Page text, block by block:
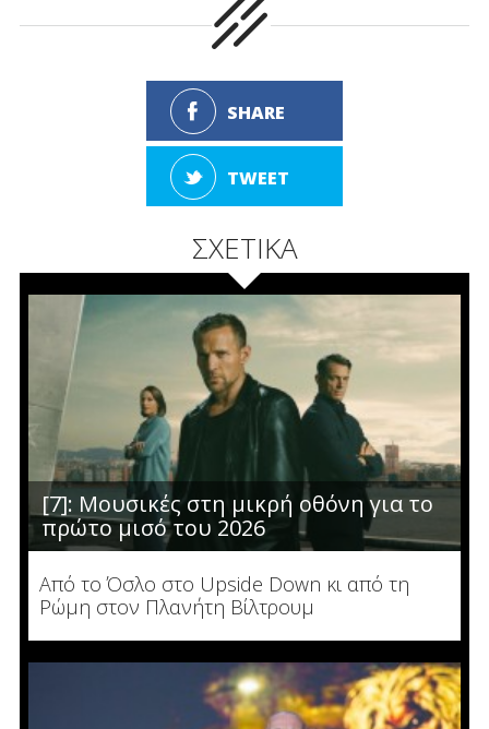
SHARE
TWEET
ΣΧΕΤΙΚΑ
[7]: Μουσικές στη μικρή οθόνη για το
πρώτο μισό του 2026
Από το Όσλο στο Upside Down κι από τη
Ρώμη στον Πλανήτη Βίλτρουμ